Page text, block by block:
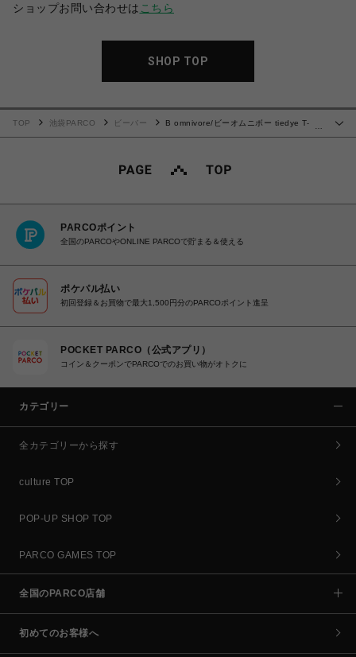
ショップお問い合わせは こちら
SHOP TOP
TOP 池袋PARCO ビーバー
B omnivore/ビーオムニボー tiedye T-
PARCOポイント
全国のPARCOやONLINE PARCOで貯まる＆使える
ポケパル払い
初回登録＆お買物で最大1,500円分のPARCOポイント進呈
POCKET PARCO（公式アプリ）
コイン＆クーポンでPARCOでのお買い物がオトクに
カテゴリー
全カテゴリーから探す
culture TOP
POP-UP SHOP TOP
PARCO GAMES TOP
全国のPARCO店舗
初めてのお客様へ